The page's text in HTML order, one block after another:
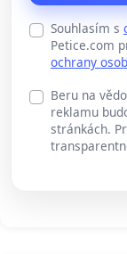
Souhlasím s
Petice.com
ochrany
Beru na
reklamu
stránkách.